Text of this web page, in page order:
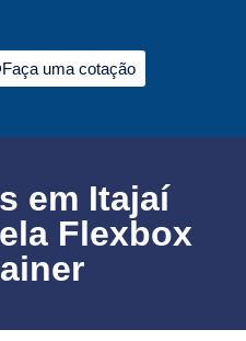
Faça uma cotação
em Itajaí
Flexbox